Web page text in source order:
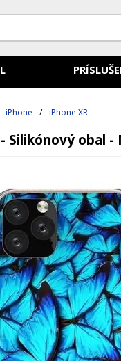
iPhone / iPhone XR
Silikónový obal